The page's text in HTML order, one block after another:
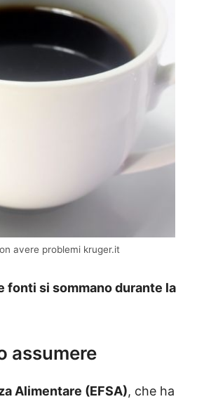
avere problemi kruger.it
fonti si sommano durante la
assumere
Alimentare (EFSA), che ha